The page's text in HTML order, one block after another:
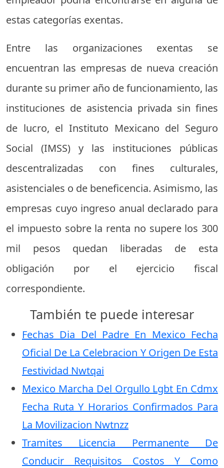
estas categorías exentas.
Entre las organizaciones exentas se
encuentran las empresas de nueva creación
durante su primer año de funcionamiento, las
instituciones de asistencia privada sin fines
de lucro, el Instituto Mexicano del Seguro
Social (IMSS) y las instituciones públicas
descentralizadas con fines culturales,
asistenciales o de beneficencia. Asimismo, las
empresas cuyo ingreso anual declarado para
el impuesto sobre la renta no supere los 300
mil pesos quedan liberadas de esta
obligación por el ejercicio fiscal
correspondiente.
También te puede interesar
Fechas Dia Del Padre En Mexico Fecha
Oficial De La Celebracion Y Origen De Esta
Festividad Nwtqai
Mexico Marcha Del Orgullo Lgbt En Cdmx
Fecha Ruta Y Horarios Confirmados Para
La Movilizacion Nwtnzz
Tramites Licencia Permanente De
Conducir Requisitos Costos Y Como